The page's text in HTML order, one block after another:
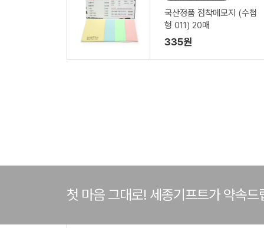
국산정품 점착메모지 (수첩
형 011) 20매
335원
첫 마음 그대로! 세종기프트가 약속드